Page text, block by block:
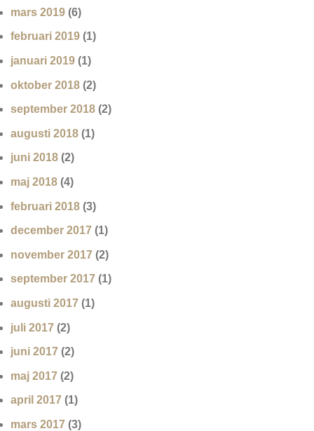
mars 2019 (6)
februari 2019 (1)
januari 2019 (1)
oktober 2018 (2)
september 2018 (2)
augusti 2018 (1)
juni 2018 (2)
maj 2018 (4)
februari 2018 (3)
december 2017 (1)
november 2017 (2)
september 2017 (1)
augusti 2017 (1)
juli 2017 (2)
juni 2017 (2)
maj 2017 (2)
april 2017 (1)
mars 2017 (3)